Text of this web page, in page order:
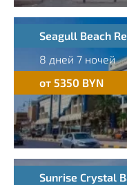
Seagull Beach
8 дней 7 ночей
от 5350 BYN
Sunrise Crystal